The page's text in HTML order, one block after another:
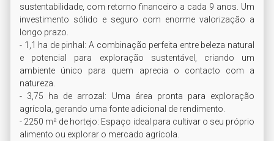
sustentabilidade, com retorno financeiro a cada 9 anos. Um
investimento sólido e seguro com enorme valorização a
longo prazo.
- 1,1 ha de pinhal: A combinação perfeita entre beleza natural
e potencial para exploração sustentável, criando um
ambiente único para quem aprecia o contacto com a
natureza.
- 3,75 ha de arrozal: Uma área pronta para exploração
agrícola, gerando uma fonte adicional de rendimento.
- 2250 m² de hortejo: Espaço ideal para cultivar o seu próprio
alimento ou explorar o mercado agrícola.